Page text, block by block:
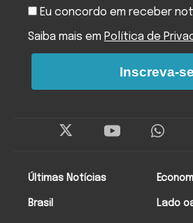
Últimas Notícias
Brasil Lado
Eu concordo em receber
Saiba mais em Política de
Inscreva-se